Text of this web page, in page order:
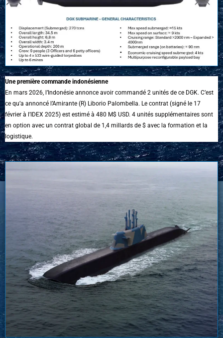
Une première commande indonésienne
En mars 2026, l’Indonésie annonce avoir commandé 2 unités de ce DGK. C’est
ce qu’a annoncé l’Amirante (R) Liborio Palombella. Le contrat (signé le 17
février à l’IDEX 2025) est estimé à 480 M$ USD. 4 unités supplémentaires sont
en option avec un contrat global de 1,4 millards de $ avec la formation et la
logistique.